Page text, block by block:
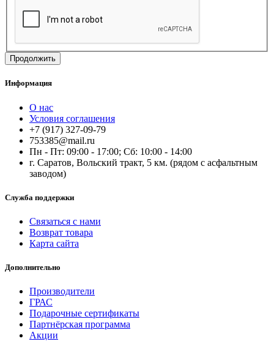
Продолжить
Информация
О нас
Условия соглашения
+7 (917) 327-09-79
753385@mail.ru
Пн - Пт: 09:00 - 17:00; Сб: 10:00 - 14:00
г. Саратов, Вольский тракт, 5 км. (рядом с асфальтным
заводом)
Служба поддержки
Связаться с нами
Возврат товара
Карта сайта
Дополнительно
Производители
ГРАС
Подарочные сертификаты
Партнёрская программа
Акции